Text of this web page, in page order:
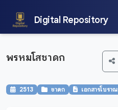
Digital Repository
พรหมโสชาดก
2513 ชาดก เอกสารโบราณ